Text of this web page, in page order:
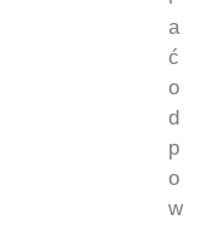
a
ć
o
d
p
o
w